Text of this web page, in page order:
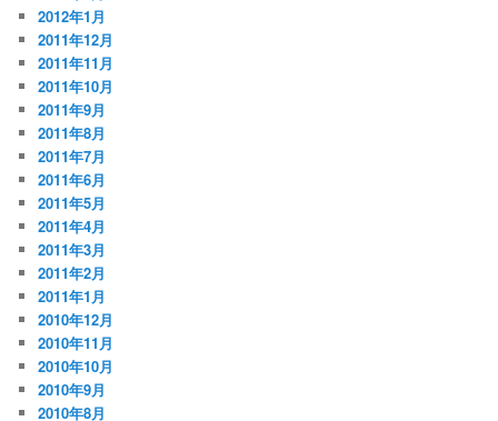
2012年1月
2011年12月
2011年11月
2011年10月
2011年9月
2011年8月
2011年7月
2011年6月
2011年5月
2011年4月
2011年3月
2011年2月
2011年1月
2010年12月
2010年11月
2010年10月
2010年9月
2010年8月